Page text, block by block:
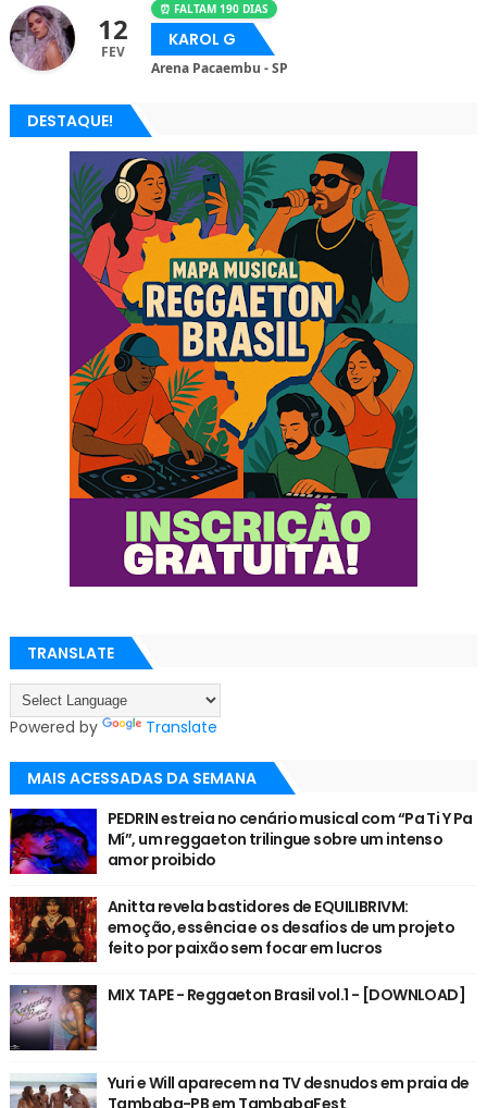
12
FEV
⏰ FALTAM 190 DIAS
KAROL G
Arena Pacaembu - SP
DESTAQUE!
TRANSLATE
Powered by Translate
MAIS ACESSADAS DA SEMANA
PEDRIN estreia no cenário musical com “Pa Ti Y Pa
Mí”, um reggaeton trilingue sobre um intenso
amor proibido
Anitta revela bastidores de EQUILIBRIVM:
emoção, essência e os desafios de um projeto
feito por paixão sem focar em lucros
MIX TAPE - Reggaeton Brasil vol.1 - [DOWNLOAD]
Yuri e Will aparecem na TV desnudos em praia de
Tambaba-PB em TambabaFest